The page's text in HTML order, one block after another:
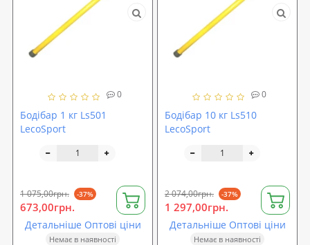
0
Бодібар 1 кг Ls501
LecoSport
1 075,00грн. -37%
673,00грн.
Детальніше Оптові ціни
Немає в наявності
0
Бодібар 10 кг Ls510
LecoSport
2 074,00грн. -37%
1 297,00грн.
Детальніше Оптові ціни
Немає в наявності